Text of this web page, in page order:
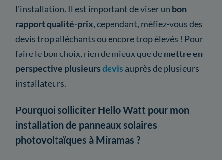
l'installation. Il est important de viser un bon
rapport qualité-prix, cependant, méfiez-vous des
devis trop alléchants ou encore trop élevés ! Pour
faire le bon choix, rien de mieux que demettre en
perspective plusieursdevis auprès de plusieurs
installateurs.
Pourquoi solliciter Hello Watt pour mon
installation de panneaux solaires
photovoltaïques à Miramas ?